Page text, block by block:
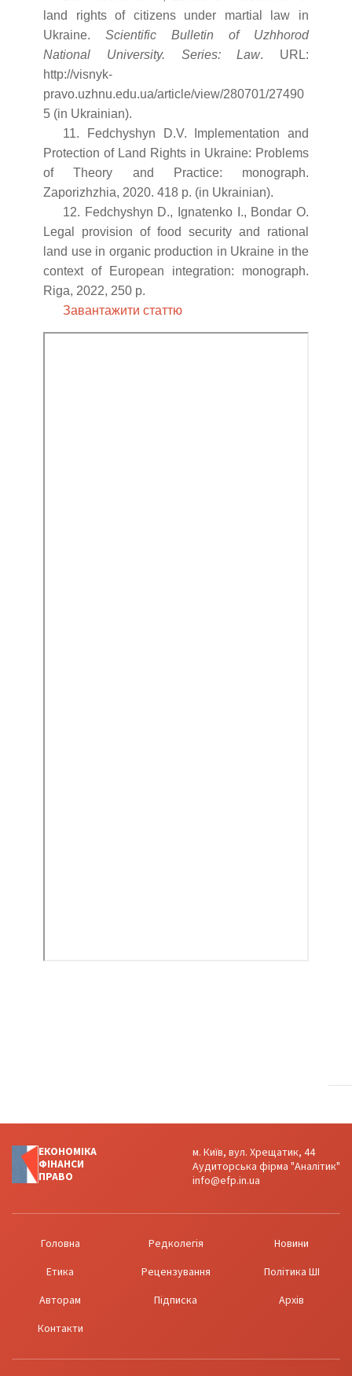
land rights of citizens under martial law in
Ukraine. Scientific Bulletin of Uzhhorod
National University. Series: Law. URL:
http://visnyk-
pravo.uzhnu.edu.ua/article/view/280701/27490
5 (in Ukrainian).
11. Fedchyshyn D.V. Implementation and
Protection of Land Rights in Ukraine: Problems
of Theory and Practice: monograph.
Zaporizhzhia, 2020. 418 p. (in Ukrainian).
12. Fedchyshyn D., Ignatenko I., Bondar O.
Legal provision of food security and rational
land use in organic production in Ukraine in the
context of European integration: monograph.
Riga, 2022, 250 p.
Завантажити статтю
ЕКОНОМІКА
ФІНАНСИ
ПРАВО
м. Київ, вул. Хрещатик, 44
Аудиторська фірма "Аналітик"
info@efp.in.ua
Головна Редколегія
Новини
Етика
Рецензування
Політика ШІ
Авторам
Підписка
Архів
Контакти